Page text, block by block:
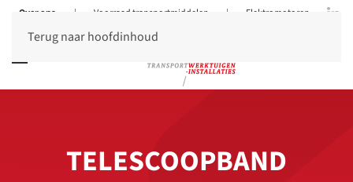
Terug naar hoofdinhoud
Over ons | Voorraad transportmiddelen | Elektromotoren
TELESCOOPBAND